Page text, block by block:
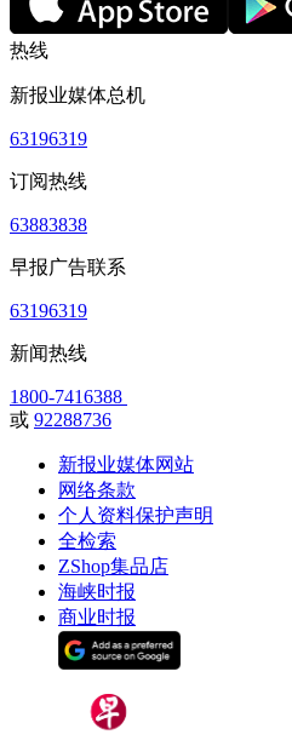
热线
新报业媒体总机
63196319
订阅热线
63883838
早报广告联系
63196319
新闻热线
1800-7416388
或 92288736
新报业媒体网站
网络条款
个人资料保护声明
全检索
ZShop集品店
海峡时报
商业时报